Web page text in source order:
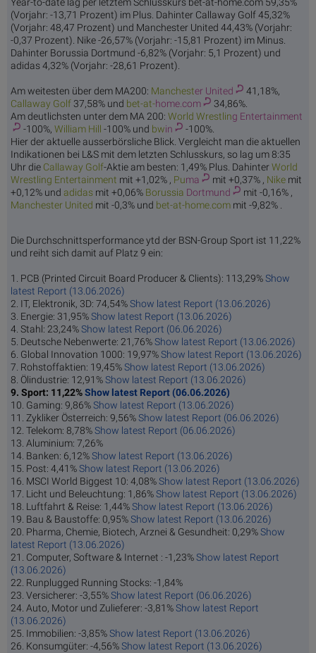
(Vorjahr: -13,71 Prozent) im Plus. Dahinter Callaway Golf 45,32%
(Vorjahr: 48,47 Prozent) und Manchester United 44,43% (Vorjahr:
-0,37 Prozent). Nike -26,57% (Vorjahr: -15,81 Prozent) im Minus.
Dahinter Borussia Dortmund -6,82% (Vorjahr: 5,1 Prozent) und
adidas 4,32% (Vorjahr: -28,61 Prozent).
Am weitesten über dem MA200: Manchester United
41,18%,
Callaway Golf37,58% und bet-at-home.com
34,86%.
Am deutlichsten unter dem MA 200: World Wrestling Entertainment
-100%, William Hill -100% und bwin
-100%.
Hier der aktuelle ausserbörsliche Blick. Vergleicht man die aktuellen
Indikationen bei L&S mit dem letzten Schlusskurs, so lag um 8:35
Uhr die Callaway Golf-Aktie am besten: 1,49% Plus. DahinterWorld
Wrestling Entertainment mit +1,02% , Puma mit +0,37% , Nike mit
+0,12% und adidas mit +0,06% Borussia Dortmund
mit -0,16% ,
Manchester United mit -0,3% und bet-at-home.com mit -9,82% .
Die Durchschnittsperformance ytd der BSN-Group Sport ist 11,22%
und reiht sich damit auf Platz 9 ein:
1. PCB (Printed Circuit Board Producer & Clients): 113,29%Show
latest Report (13.06.2026)
2. IT, Elektronik, 3D: 74,54%Show latest Report (13.06.2026)
3. Energie: 31,95%Show latest Report (13.06.2026)
4. Stahl: 23,24%Show latest Report (06.06.2026)
5. Deutsche Nebenwerte: 21,76%Show latest Report (13.06.2026)
6. Global Innovation 1000: 19,97%Show latest Report (13.06.2026)
7. Rohstoffaktien: 19,45%Show latest Report (13.06.2026)
8. Ölindustrie: 12,91%Show latest Report (13.06.2026)
9. Sport: 11,22%Show latest Report (06.06.2026)
10. Gaming: 9,86%Show latest Report (13.06.2026)
11. Zykliker Österreich: 9,56%Show latest Report (06.06.2026)
12. Telekom: 8,78%Show latest Report (06.06.2026)
13. Aluminium: 7,26%
14. Banken: 6,12%Show latest Report (13.06.2026)
15. Post: 4,41%Show latest Report (13.06.2026)
16. MSCI World Biggest 10: 4,08%Show latest Report (13.06.2026)
17. Licht und Beleuchtung: 1,86%Show latest Report (13.06.2026)
18. Luftfahrt & Reise: 1,44%Show latest Report (13.06.2026)
19. Bau & Baustoffe: 0,95%Show latest Report (13.06.2026)
20. Pharma, Chemie, Biotech, Arznei & Gesundheit: 0,29%Show
latest Report (13.06.2026)
21. Computer, Software & Internet : -1,23%Show latest Report
(13.06.2026)
22. Runplugged Running Stocks: -1,84%
23. Versicherer: -3,55%Show latest Report (06.06.2026)
24. Auto, Motor und Zulieferer: -3,81%Show latest Report
(13.06.2026)
25. Immobilien: -3,85%Show latest Report (13.06.2026)
26. Konsumgüter: -4,56%Show latest Report (13.06.2026)